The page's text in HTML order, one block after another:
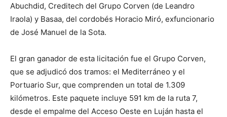
Abuchdid, Creditech del Grupo Corven (de Leandro
Iraola) y Basaa, del cordobés Horacio Miró, exfuncionario
de José Manuel de la Sota.
El gran ganador de esta licitación fue el Grupo Corven,
que se adjudicó dos tramos: el Mediterráneo y el
Portuario Sur, que comprenden un total de 1.309
kilómetros. Este paquete incluye 591 km de la ruta 7,
desde el empalme del Acceso Oeste en Luján hasta el